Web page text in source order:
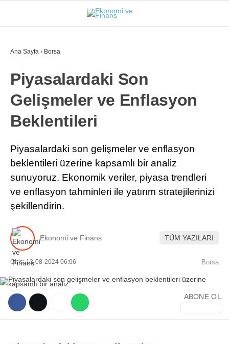
İSTANBUL
GÜNDEM
EKONOMI
FINANS
BORSA
KRIPTO
SEKTÖRLER
TEKNOLOJI
OTOMOBIL
Ana Sayfa › Borsa
Piyasalardaki Son
Gelişmeler ve Enflasyon
Beklentileri
Piyasalardaki son gelişmeler ve enflasyon
beklentileri üzerine kapsamlı bir analiz
sunuyoruz. Ekonomik veriler, piyasa trendleri
ve enflasyon tahminleri ile yatırım stratejilerinizi
şekillendirin.
Ekonomi ve Finans TÜM YAZILARI
Giriş: 13-08-2024 06:06 Borsa
ABONE OL